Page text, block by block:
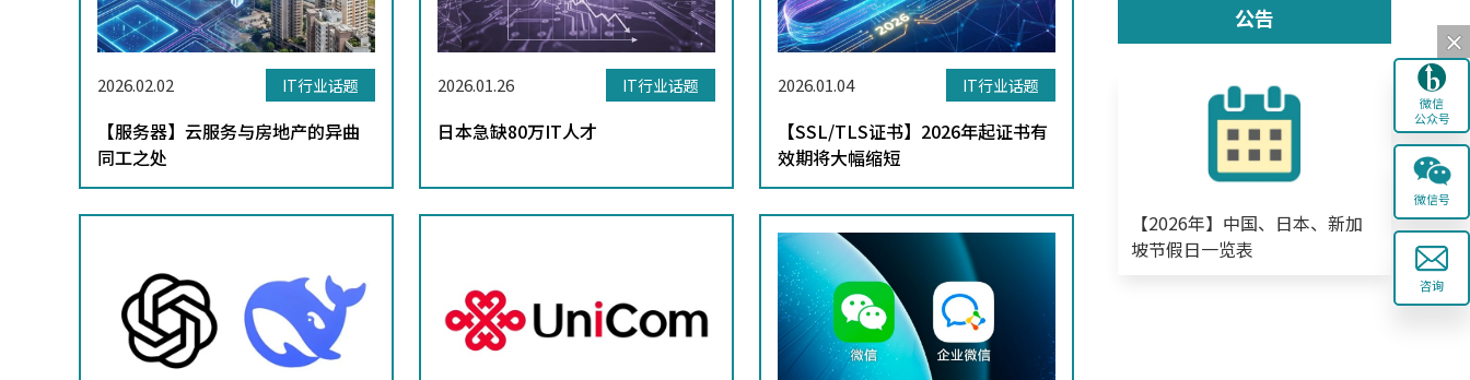
公告
【2026年】中国、日本、新加
坡节假日一览表
2026.02.02 IT行业话题
【服务器】云服务与房地产的异曲
同工之处
2026.01.26 IT行业话题
日本急缺80万IT人才
2026.01.04 IT行业话题
【SSL/TLS证书】2026年起证书有
效期将大幅缩短
微信
公众号
微信号
咨询